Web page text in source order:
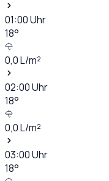
01:00Uhr
18°
0,0L/m²
02:00Uhr
18°
0,0L/m²
03:00Uhr
18°